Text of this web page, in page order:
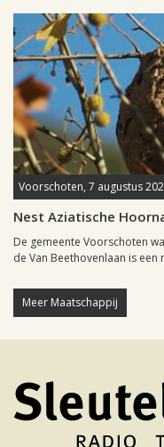
Voorschoten, 7 augustus
Nest Aziatische
De gemeente Voorschoten
de Van Beethovenlaan is een
Meer Maatschappij